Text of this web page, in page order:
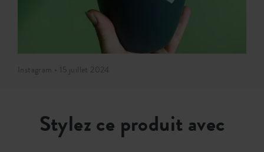
Instagram • 15 juillet 2024
Stylez ce produit avec